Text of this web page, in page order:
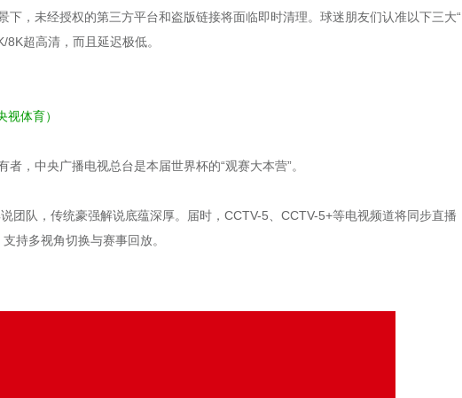
下，未经授权的第三方平台和盗版链接将面临即时清理。球迷朋友们认准以下三大
超高清，而且延迟极低。
体育）
，中央广播电视总台是本届世界杯的“观赛大本营”。
团队，传统豪强解说底蕴深厚。届时，CCTV-5、CCTV-5+等电视频道将同步直播
持多视角切换与赛事回放。